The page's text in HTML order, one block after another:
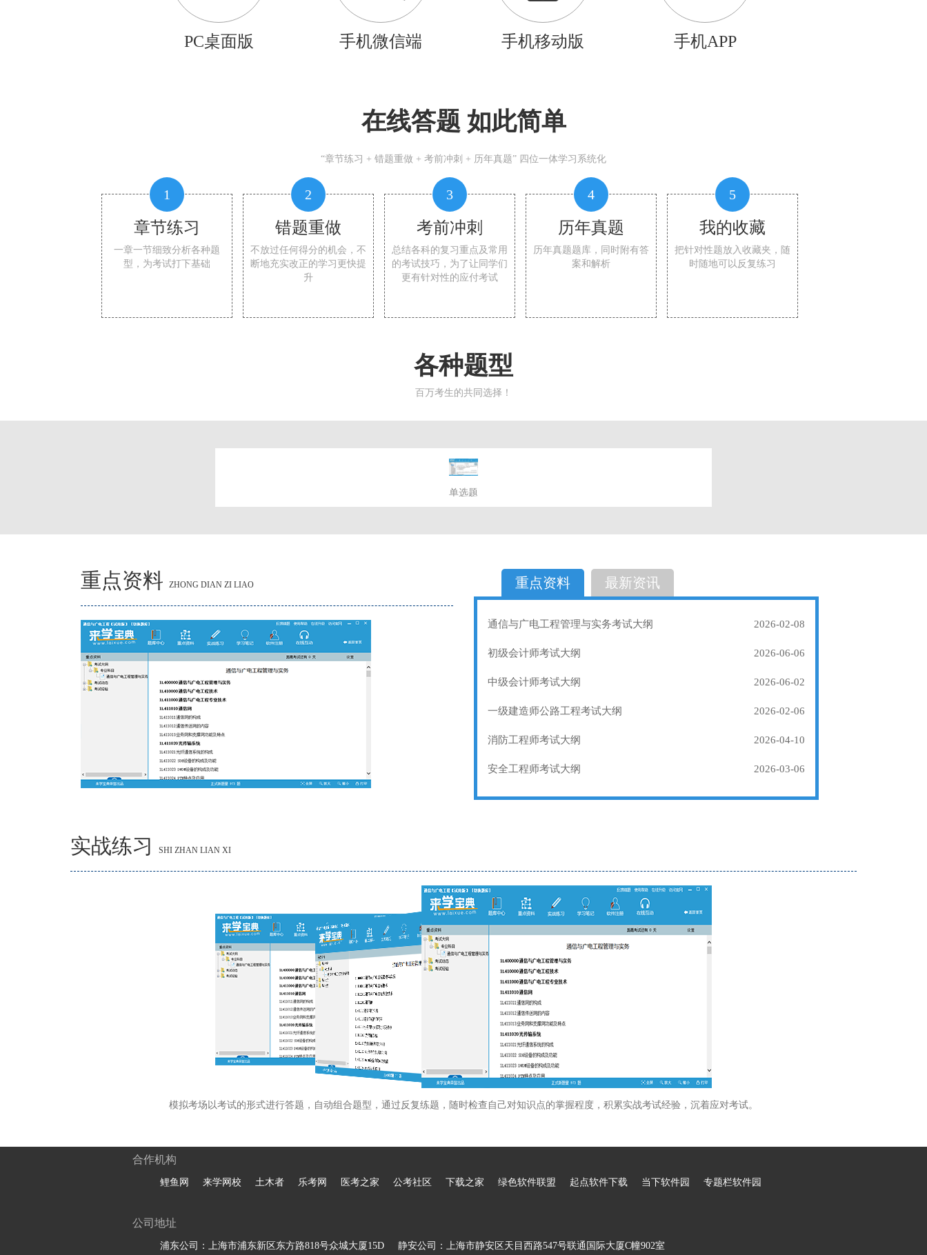
PC桌面版 手机微信端 手机移动版 手机APP
在线答题 如此简单
“章节练习 + 错题重做 + 考前冲刺 + 历年真题” 四位一体学习系统化
1
章节练习
一章一节细致分析各种题
型，为考试打下基础
2
错题重做
不放过任何得分的机会，不
断地充实改正的学习更快提
升
3
考前冲刺
总结各科的复习重点及常用
的考试技巧，为了让同学们
更有针对性的应付考试
4
历年真题
历年真题题库，同时附有答
案和解析
5
我的收藏
把针对性题放入收藏夹，随
时随地可以反复练习
各种题型
百万考生的共同选择！
单选题
选择题
重点资料 ZHONG DIAN ZI LIAO 重点资料 最新资讯
通信与广电工程管理与实务考试大纲 2026-02-08
初级会计师考试大纲 2026-06-06
中级会计师考试大纲 2026-06-02
一级建造师公路工程考试大纲 2026-02-06
消防工程师考试大纲 2026-04-10
安全工程师考试大纲 2026-03-06
实战练习 SHI ZHAN LIAN XI
模拟考场以考试的形式进行答题，自动组合题型，通过反复练题，随时检查自己对知识点的掌握程度，积累实战考试经验，沉着应对考试。
合作机构
鲤鱼网 来学网校 土木者 乐考网 医考之家 公考社区 下载之家 绿色软件联盟 起点软件下载 当下软件园 专题栏软件园
公司地址
浦东公司：上海市浦东新区东方路818号众城大厦15D 静安公司：上海市静安区天目西路547号联通国际大厦C幢902室